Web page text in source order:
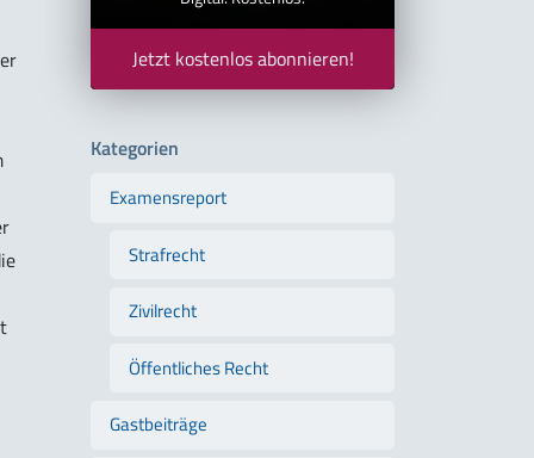
Jetzt kostenlos abonnieren!
Kategorien
Examensreport
Strafrecht
Zivilrecht
Öffentliches Recht
Gastbeiträge